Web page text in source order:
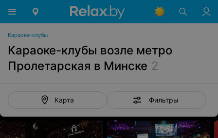
Караоке-клубы
Караоке-клубы возле метро
Пролетарская в Минске 2
Карта Фильтры